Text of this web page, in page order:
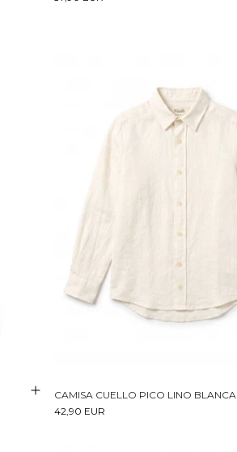
CAMISA CUELLO PICO LINO BLANCA
42,90 EUR